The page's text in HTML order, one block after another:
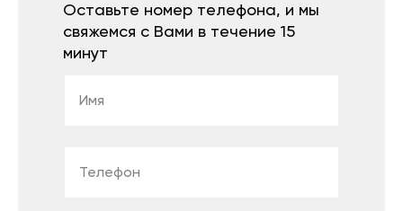
Оставьте номер телефона, и мы
свяжемся с Вами в течение 15
минут